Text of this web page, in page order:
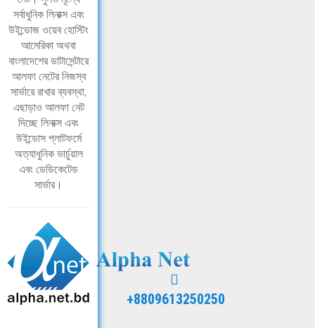
সর্বাধুনিক লিনাক্স এবং
উইন্ডোজ ওয়েব হোস্টিং
আমেরিকা অথবা
বাংলাদেশের ডাটাসেন্টারে
আলফা নেটের নিজস্ব
সার্ভারে রাখার ব্যবস্থা,
এছাড়াও আলফা নেট
দিচ্ছে লিনাক্স এবং
উইন্ডোস প্লাটফর্মে
অত্যাধুনিক ভার্চুয়াল
এবং ডেডিকেটেড
সার্ভার।
+8809613250250